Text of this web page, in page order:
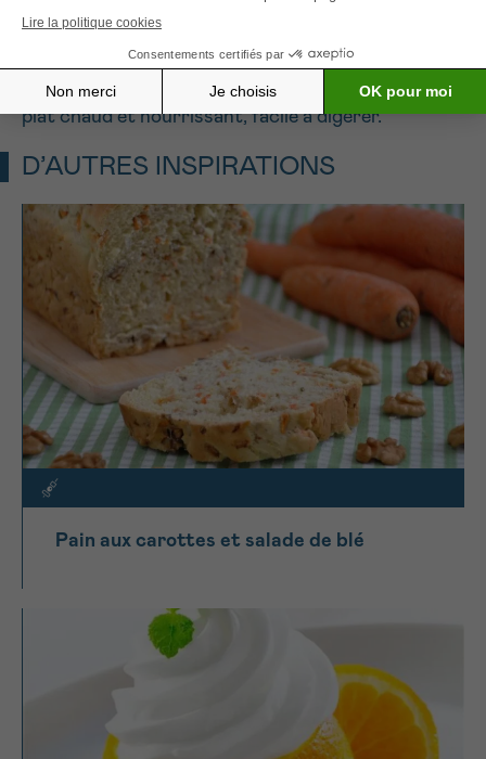
Sud à Bruxelles, pour la Haute Ecole Lucia de
Brouckère à Bruxelles.
Essayez notre gratin de légumes d’été, un autre
plat chaud et nourrissant, facile à digérer.
D’AUTRES INSPIRATIONS
Pain aux carottes et salade de blé